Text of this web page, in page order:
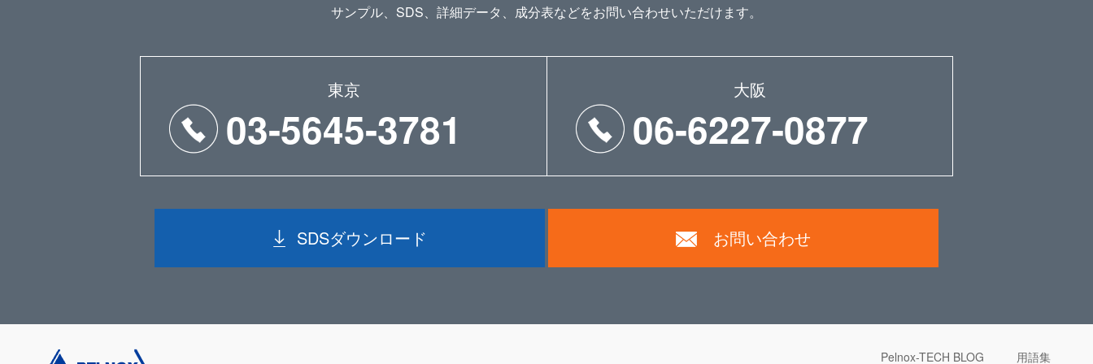
サンプル、SDS、詳細データ、成分表などをお問い合わせいただけます。
東京
03-5645-3781
大阪
06-6227-0877
SDSダウンロード お問い合わせ
Pelnox-TECH BLOG 用語集